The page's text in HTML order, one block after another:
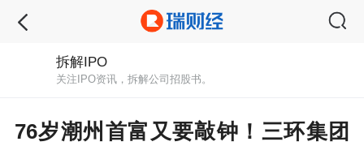
拆解IPO
关注IPO资讯，拆解公司招股书。
76岁潮州首富又要敲钟！三环集团